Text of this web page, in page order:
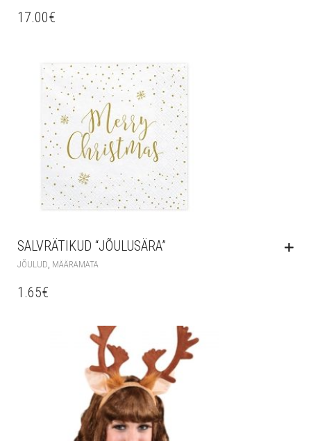
17.00€
SALVRÄTIKUD “JÕULUSÄRA”
JÕULUD MÄÄRAMATA
1.65€